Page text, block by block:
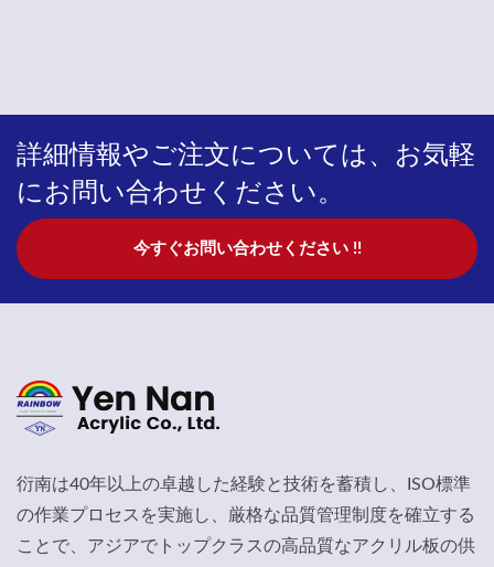
詳細情報やご注文については、お気軽
にお問い合わせください。
今すぐお問い合わせください !!
衍南は40年以上の卓越した経験と技術を蓄積し、ISO標準
の作業プロセスを実施し、厳格な品質管理制度を確立する
ことで、アジアでトップクラスの高品質なアクリル板の供